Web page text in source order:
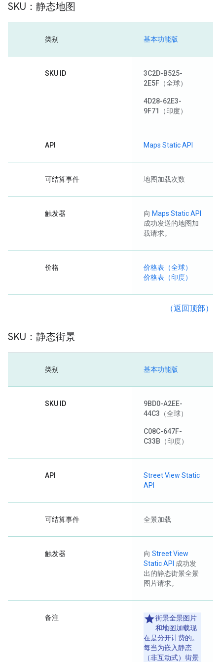
SKU：静态地图
类别 基本功能版
SKU ID
3C2D-B525-
2E5F （全球）
4D28-62E3-
9F71
（印度）
API Maps Static API
可结算事件 地图加载次数
触发器 向 Maps Static API
成功发送的地图加
载请求。
价格
价格表（全球）
价格表（印度）
（返回顶部）
SKU：静态街景
类别 基本功能版
SKU ID
9BD0-A2EE-
44C3 （全球）
C08C-647F-
C33B （印度）
API
Street View Static
API
可结算事件 全景加载
触发器 向 Street View
Static API 成功发
出的静态街景全景
图片请求。
备注
街景全景图片
和地图加载现
在是分开计费的。
每当为嵌入静态
（非互动式）街景